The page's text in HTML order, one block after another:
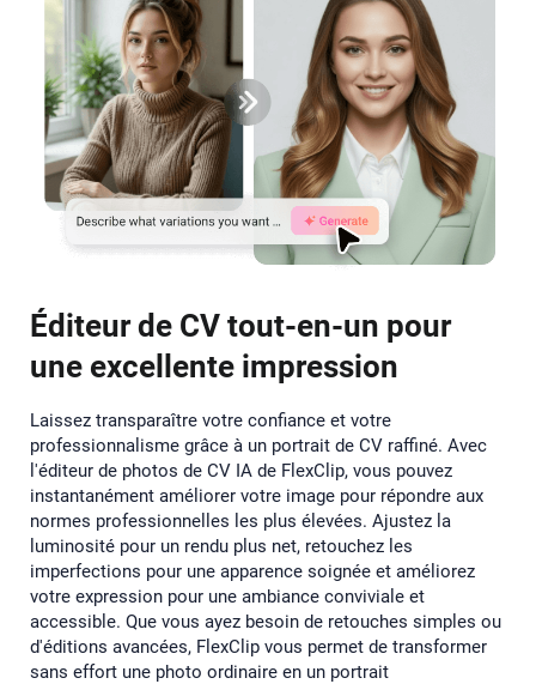
Éditeur de CV tout-en-un pour
une excellente impression
Laissez transparaître votre confiance et votre
professionnalisme grâce à un portrait de CV raffiné. Avec
l'éditeur de photos de CV IA de FlexClip, vous pouvez
instantanément améliorer votre image pour répondre aux
normes professionnelles les plus élevées. Ajustez la
luminosité pour un rendu plus net, retouchez les
imperfections pour une apparence soignée et améliorez
votre expression pour une ambiance conviviale et
accessible. Que vous ayez besoin de retouches simples ou
d'éditions avancées, FlexClip vous permet de transformer
sans effort une photo ordinaire en un portrait